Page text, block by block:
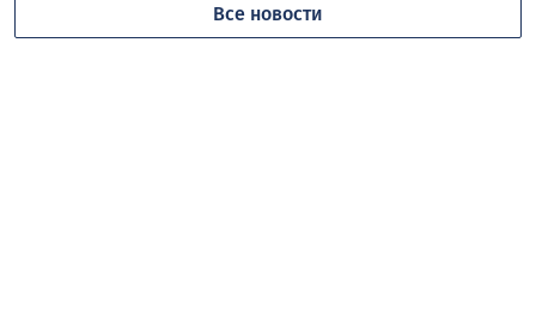
Все новости